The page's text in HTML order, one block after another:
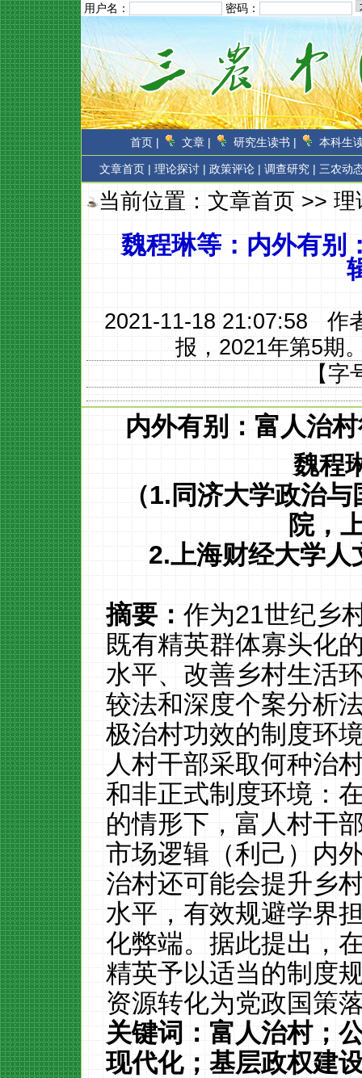
用户名： 密码：
首页 | 文章 | 研究生读书 | 本科生
文章首页 | 理论探讨 | 政策评论 | 调查研究 | 三农动
当前位置：文章首页>>理
魏程琳等：内外有别
2021-11-18 21:07:58 作
报，2021年第5期
【字
内外有别：富人治
魏程
（1.同济大学政治与
院，
2.上海财经大学人
摘要：作为21世纪乡
既有精英群体寡头化
水平、改善乡村生活
较法和深度个案分析
极治村功效的制度环
人村干部采取何种治
和非正式制度环境：
的情形下，富人村干
市场逻辑（利己）内
治村还可能会提升乡
水平，有效规避学界
化弊端。据此提出，
精英予以适当的制度
资源转化为党政国策
关键词：富人治村；
现代化；基层政权建